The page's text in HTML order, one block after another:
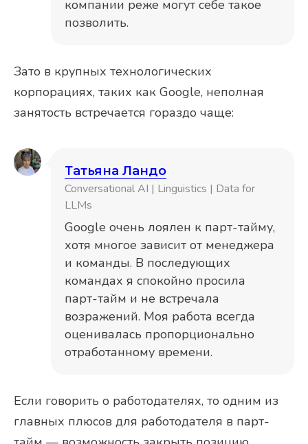
компании реже могут себе такое
позволить.
Зато в крупных технологических
корпорациях, таких как Google, неполная
занятость встречается гораздо чаще:
Татьяна Ландо
Conversational AI | Linguistics | Data for
LLMs
Google очень лоялен к парт-тайму,
хотя многое зависит от менеджера
и команды. В последующих
командах я спокойно просила
парт-тайм и не встречала
возражений. Моя работа всегда
оценивалась пропорционально
отработанному времени.
Если говорить о работодателях, то одним из
главных плюсов для работодателя в парт-